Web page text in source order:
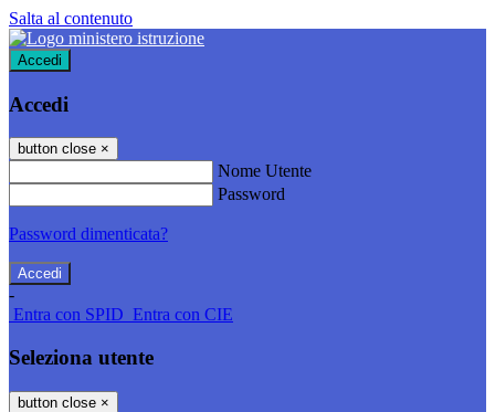
Salta al contenuto
Accedi
Accedi
button close ×
Nome Utente
Password
Password dimenticata?
-
Entra con SPID Entra con CIE
Seleziona utente
button close ×